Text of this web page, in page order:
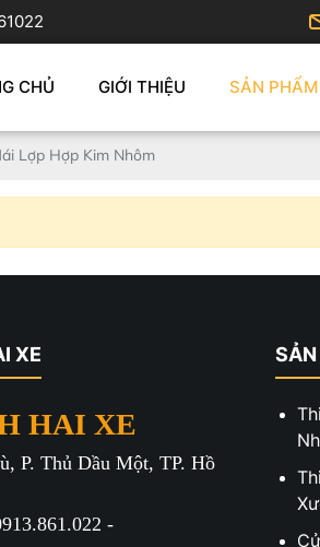
CHỦ GIỚI THIỆU SẢN PHẨM
Lợp Hợp Kim Nhôm
XE
HAI XE
P. Thủ Dầu Một, TP. Hồ
-